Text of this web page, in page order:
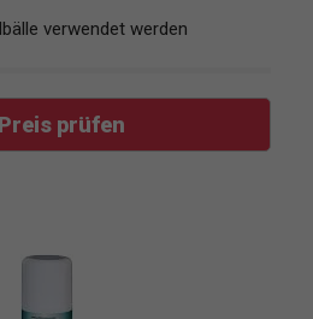
verwendet werden
Preis prüfen